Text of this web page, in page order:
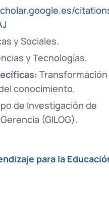
y Sociales.
y Tecnologías.
Transformación
conocimiento.
de Investigación de
(GILOG).
para la